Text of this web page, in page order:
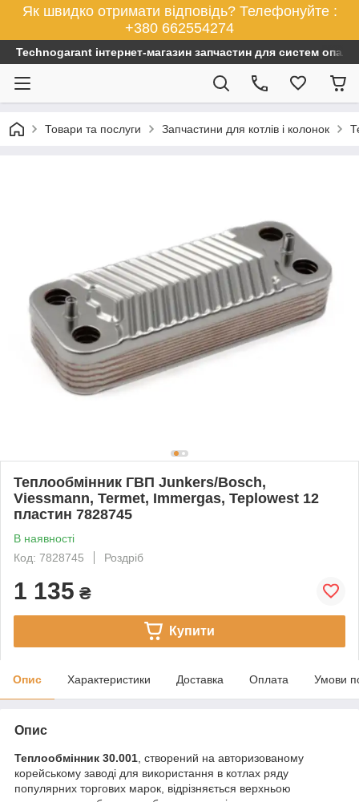
Як швидко отримати відповідь? Телефонуйте :
+380 662554274
Technogarant інтернет-магазин запчастин для систем
Товари та послуги Запчастини для котлів і колонок
Теплообмінник ГВП Junkers/Bosch,
Viessmann, Termet, Immergas, Teplowest 12
пластин 7828745
В наявності
Код: 7828745
Роздріб
1 135 ₴
Купити
Опис Характеристики Доставка Оплата Умови
Опис
Теплообмінник 30.001 , створений на авторизованому
корейському заводі для використання в котлах ряду
популярних торгових марок, відрізняється верхньою